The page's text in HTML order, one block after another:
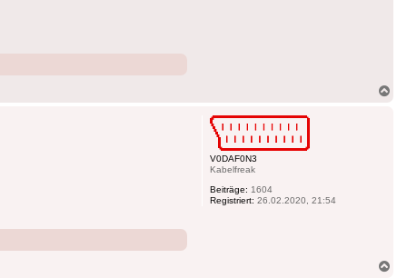
V0DAF0N3
Kabelfreak
Beiträge: 1604
Registriert: 26.02.2020, 21:54